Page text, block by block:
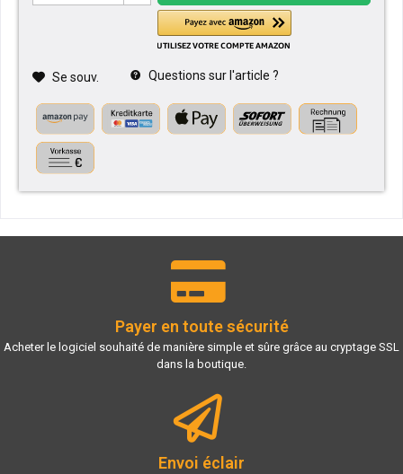
Se souv. Questions sur l'article ?
Payer en toute sécurité
Acheter le logiciel souhaité de manière simple et sûre grâce au cryptage SSL
dans la boutique.
Envoi éclair